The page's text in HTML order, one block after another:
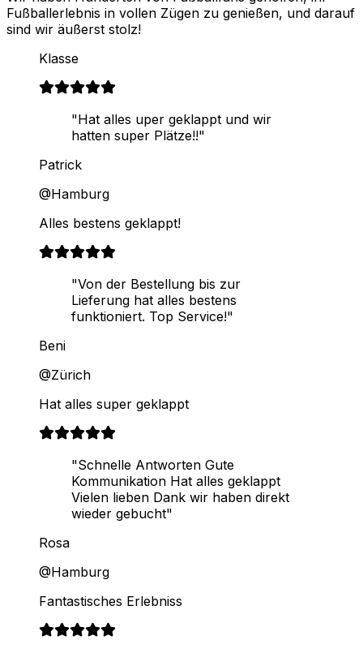
Fußballerlebnis in vollen Zügen zu genießen, und darauf
sind wir äußerst stolz!
Klasse
"Hat alles uper geklappt und wir
hatten super Plätze!!"
Patrick
@Hamburg
Alles bestens geklappt!
"Von der Bestellung bis zur
Lieferung hat alles bestens
funktioniert. Top Service!"
Beni
@Zürich
Hat alles super geklappt
"Schnelle Antworten Gute
Kommunikation Hat alles geklappt
Vielen lieben Dank wir haben direkt
wieder gebucht"
Rosa
@Hamburg
Fantastisches Erlebniss